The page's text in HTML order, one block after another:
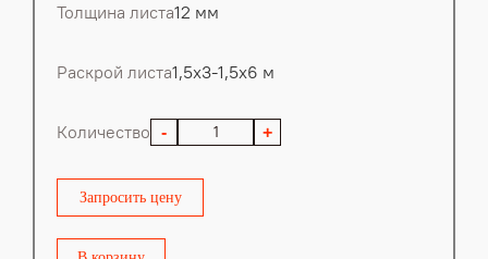
Толщина листа12 мм
Раскрой листа1,5х3-1,5х6 м
Количество - +
Запросить цену